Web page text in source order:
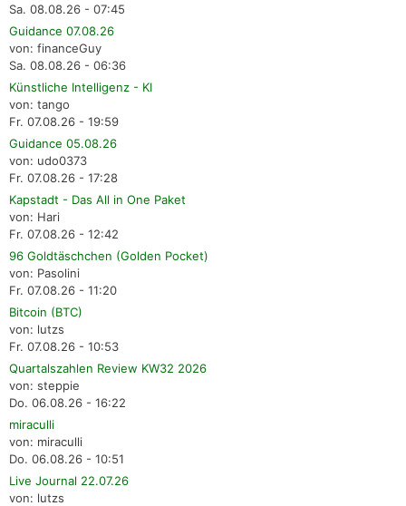
Sa. 08.08.26 - 07:45
Guidance 07.08.26
von: financeGuy
Sa. 08.08.26 - 06:36
Künstliche Intelligenz - KI
von: tango
Fr. 07.08.26 - 19:59
Guidance 05.08.26
von: udo0373
Fr. 07.08.26 - 17:28
Kapstadt - Das All in One Paket
von: Hari
Fr. 07.08.26 - 12:42
96 Goldtäschchen (Golden Pocket)
von: Pasolini
Fr. 07.08.26 - 11:20
Bitcoin (BTC)
von: lutzs
Fr. 07.08.26 - 10:53
Quartalszahlen Review KW32 2026
von: steppie
Do. 06.08.26 - 16:22
miraculli
von: miraculli
Do. 06.08.26 - 10:51
Live Journal 22.07.26
von: lutzs